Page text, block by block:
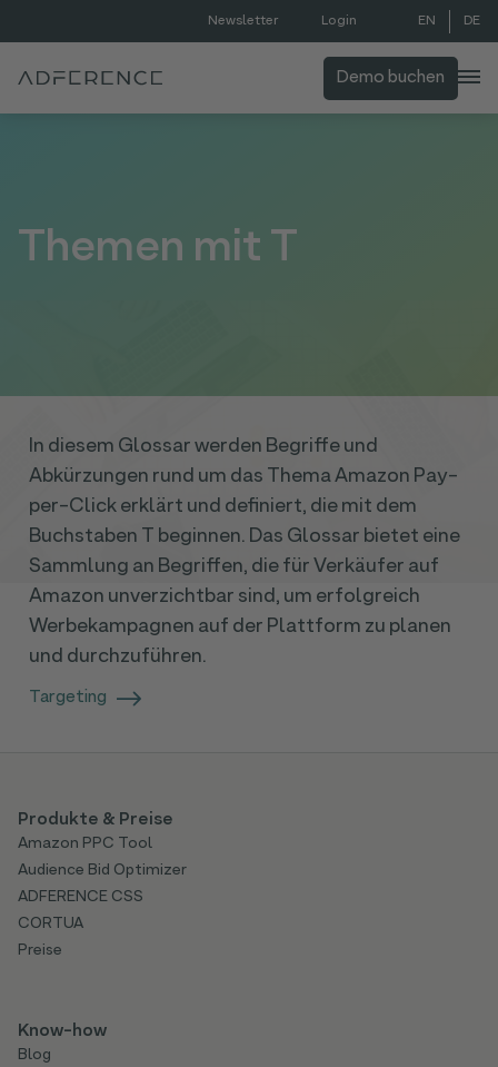
Newsletter Login EN DE
Demo buchen
Themen mit T
In diesem Glossar werden Begriffe und
Abkürzungen rund um das Thema Amazon Pay-
per-Click erklärt und definiert, die mit dem
Buchstaben T beginnen. Das Glossar bietet eine
Sammlung an Begriffen, die für Verkäufer auf
Amazon unverzichtbar sind, um erfolgreich
Werbekampagnen auf der Plattform zu planen
und durchzuführen.
Targeting
Produkte & Preise
Amazon PPC Tool
Audience Bid Optimizer
ADFERENCE CSS
CORTUA
Preise
Know-how
Blog